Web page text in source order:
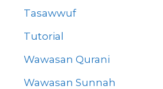
Tasawwuf
Tutorial
Wawasan Qurani
Wawasan Sunnah